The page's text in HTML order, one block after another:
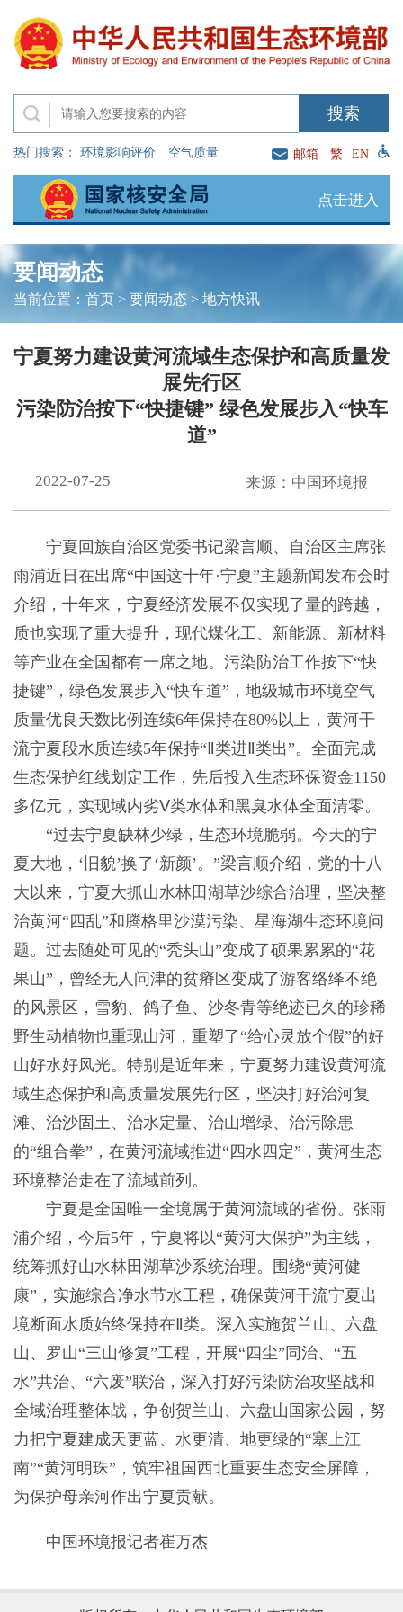
热门搜索： 环境影响评价 空气质量 邮箱 繁 EN
点击进入
要闻动态
当前位置： 首页> 要闻动态 > 地方快讯
宁夏努力建设黄河流域生态保护和高质量发
展先行区
污染防治按下“快捷键” 绿色发展步入“快车
道”
2022-07-25 来源：中国环境报
宁夏回族自治区党委书记梁言顺、自治区主席张
雨浦近日在出席“中国这十年·宁夏”主题新闻发布会时
介绍，十年来，宁夏经济发展不仅实现了量的跨越，
质也实现了重大提升，现代煤化工、新能源、新材料
等产业在全国都有一席之地。污染防治工作按下“快
捷键”，绿色发展步入“快车道”，地级城市环境空气
质量优良天数比例连续6年保持在80%以上，黄河干
流宁夏段水质连续5年保持“Ⅱ类进Ⅱ类出”。全面完成
生态保护红线划定工作，先后投入生态环保资金1150
多亿元，实现域内劣Ⅴ类水体和黑臭水体全面清零。
“过去宁夏缺林少绿，生态环境脆弱。今天的宁
夏大地，‘旧貌’换了‘新颜’。”梁言顺介绍，党的十八
大以来，宁夏大抓山水林田湖草沙综合治理，坚决整
治黄河“四乱”和腾格里沙漠污染、星海湖生态环境问
题。过去随处可见的“秃头山”变成了硕果累累的“花
果山”，曾经无人问津的贫瘠区变成了游客络绎不绝
的风景区，雪豹、鸽子鱼、沙冬青等绝迹已久的珍稀
野生动植物也重现山河，重塑了“给心灵放个假”的好
山好水好风光。特别是近年来，宁夏努力建设黄河流
域生态保护和高质量发展先行区，坚决打好治河复
滩、治沙固土、治水定量、治山增绿、治污除患
的“组合拳”，在黄河流域推进“四水四定”，黄河生态
环境整治走在了流域前列。
宁夏是全国唯一全境属于黄河流域的省份。张雨
浦介绍，今后5年，宁夏将以“黄河大保护”为主线，
统筹抓好山水林田湖草沙系统治理。围绕“黄河健
康”，实施综合净水节水工程，确保黄河干流宁夏出
境断面水质始终保持在Ⅱ类。深入实施贺兰山、六盘
山、罗山“三山修复”工程，开展“四尘”同治、“五
水”共治、“六废”联治，深入打好污染防治攻坚战和
全域治理整体战，争创贺兰山、六盘山国家公园，努
力把宁夏建成天更蓝、水更清、地更绿的“塞上江
南”“黄河明珠”，筑牢祖国西北重要生态安全屏障，
为保护母亲河作出宁夏贡献。
中国环境报记者崔万杰